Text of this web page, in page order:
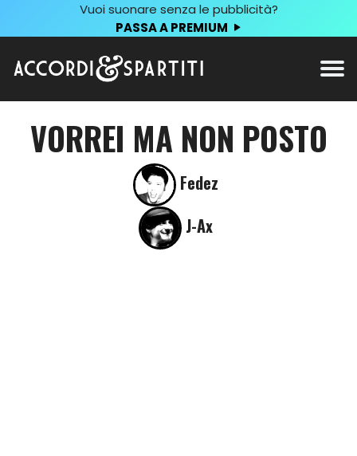
Vuoi suonare senza le pubblicità?
PASSA A PREMIUM
VORREI MA NON POSTO
Fedez
J-Ax